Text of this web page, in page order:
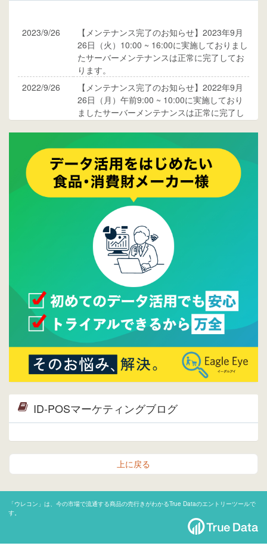
2023/9/26
【メンテナンス完了のお知らせ】2023年9月
26日（火）10:00 ~ 16:00に実施しておりまし
たサーバーメンテナンスは正常に完了してお
ります。
2022/9/26
【メンテナンス完了のお知らせ】2022年9月
26日（月）午前9:00 ~ 10:00に実施しており
ましたサーバーメンテナンスは正常に完了し
ご覧ください。
2015/10/19
ウレコンのサイト機能を大幅バージョンアッ
プ。詳細はこちら。⇒告知ページへ
2015/09/28
ウレコンが機能拡充し、サイトリニューアル
しました。⇒
ウレコンFacebook
Facebookページを開設しました。詳細は
ら。
ウレコンサイトリリースしました。
ID-POSマーケティングブログ
上に戻る
「ウレコン」は、今の市場で流通する商品の売行きがわかるTrue Dataのエントリーツールで
す。